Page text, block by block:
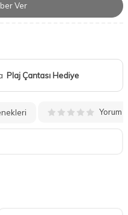
Ver
Plaj Çantası Hediye
Yorum